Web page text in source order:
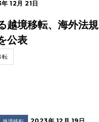
12月 21日
境移転、海外法規
公表
転